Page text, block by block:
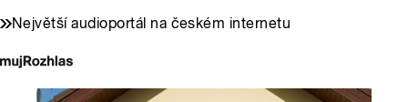
Největší audioportál na českém internetu